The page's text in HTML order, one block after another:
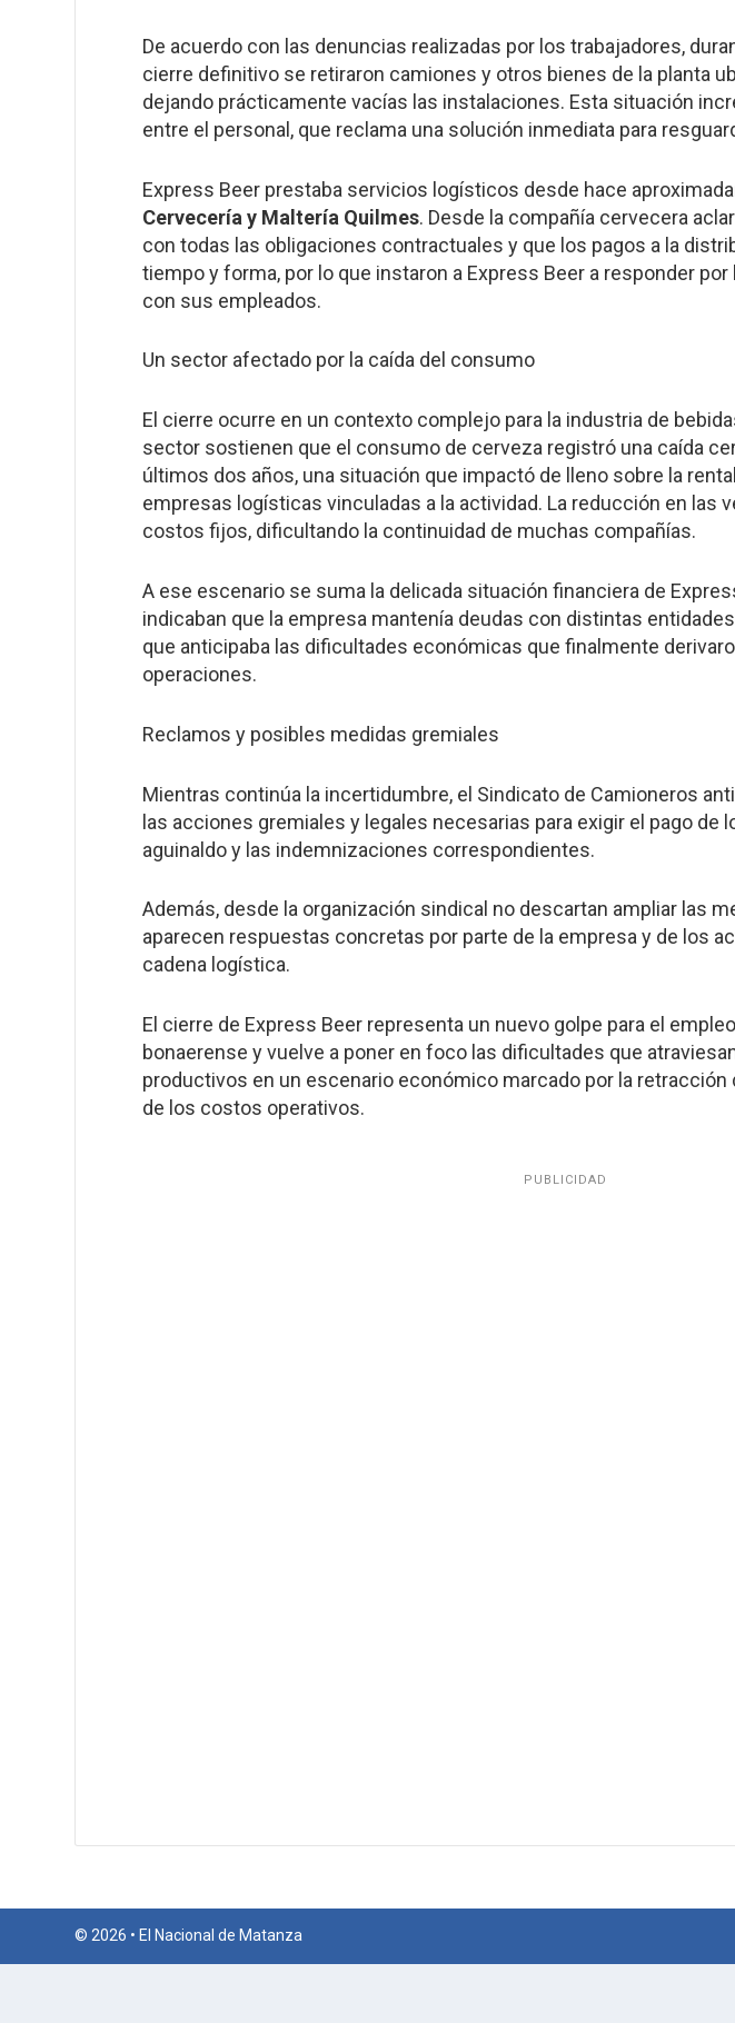
De acuerdo con las denuncias realizadas por los trabajadores,
cierre definitivo se retiraron camiones y otros bienes de la planta
dejando prácticamente vacías las instalaciones. Esta situación
entre el personal, que reclama una solución inmediata para
Express Beer prestaba servicios logísticos desde hace
Cervecería y Maltería Quilmes. Desde la compañía cervecera
con todas las obligaciones contractuales y que los pagos a la
tiempo y forma, por lo que instaron a Express Beer a responder
con sus empleados.
Un sector afectado por la caída del consumo
El cierre ocurre en un contexto complejo para la industria de
sector sostienen que el consumo de cerveza registró una caída
últimos dos años, una situación que impactó de lleno sobre la
empresas logísticas vinculadas a la actividad. La reducción en las
costos fijos, dificultando la continuidad de muchas compañías.
A ese escenario se suma la delicada situación financiera de
indicaban que la empresa mantenía deudas con distintas
que anticipaba las dificultades económicas que finalmente
operaciones.
Reclamos y posibles medidas gremiales
Mientras continúa la incertidumbre, el Sindicato de Camioneros
las acciones gremiales y legales necesarias para exigir el pago de
aguinaldo y las indemnizaciones correspondientes.
Además, desde la organización sindical no descartan ampliar las
aparecen respuestas concretas por parte de la empresa y de los
cadena logística.
El cierre de Express Beer representa un nuevo golpe para el
bonaerense y vuelve a poner en foco las dificultades que
productivos en un escenario económico marcado por la
de los costos operativos.
PUBLICIDAD
© 2026 • El Nacional de Matanza